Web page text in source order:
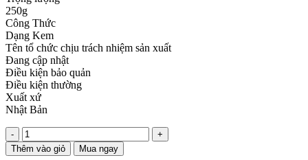
250g
Công Thức
Dạng Kem
Tên tổ chức chịu trách nhiệm sản xuất
Đang cập nhật
Điều kiện bảo quản
Điều kiện thường
Xuất xứ
Nhật Bản
-
+
Thêm vào giỏ
Mua ngay